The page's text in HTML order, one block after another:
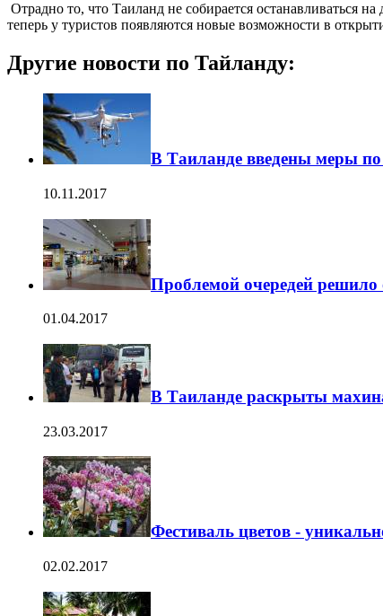
Отрадно то, что Таиланд не собирается останавливаться
теперь у туристов появляются новые возможности в
Другие новости по Тайланду:
В Таиланде введены меры по
10.11.2017
Проблемой очередей решило
01.04.2017
В Таиланде раскрыты
23.03.2017
Фестиваль цветов -
02.02.2017